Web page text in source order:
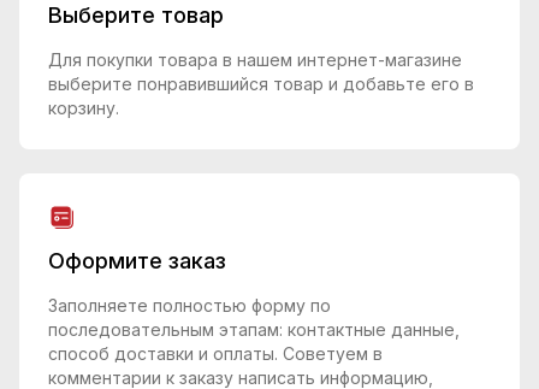
Выберите товар
Для покупки товара в нашем интернет-магазине
выберите понравившийся товар и добавьте его в
корзину.
Оформите заказ
Заполняете полностью форму по
последовательным этапам: контактные данные,
способ доставки и оплаты. Советуем в
комментарии к заказу написать информацию,